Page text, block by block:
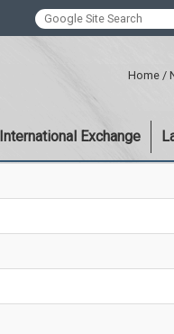
Home /
International Exchange